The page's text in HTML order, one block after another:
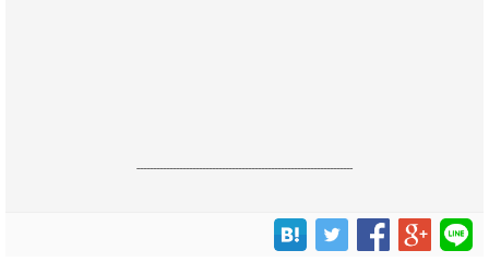
------------------------------------------------------------------